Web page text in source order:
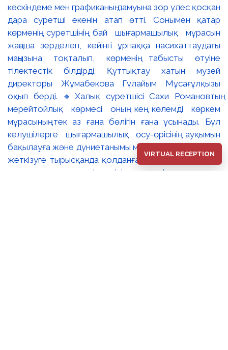
кескіндеме мен графиканың дамуына зор үлес қосқан
дара суретші екенін атап өтті. Сонымен қатар
көрменің суретшінің бай шығармашылық мұрасын
жаңаша зерделеп, кейінгі ұрпаққа насихаттаудағы
маңызына тоқталып, көрменің табысты өтуіне
тілектестік білдірді. Құттықтау хатын музей
директоры Жұмабекова Гүлайым Мұсағұлқызы
оқып берді. 🔸Халық суретшісі Сахи Романовтың
мерейтойлық көрмесі оның кең көлемді көркем
мұрасының тек аз ғана бөлігін ғана ұсынады. Бұл
келушілерге шығармашылық өсу-өрісінің ауқымын
бақылауға және дүниетанымы мен сезімдерін толық
жеткізуге тырысқанда қолданған тақырыптары мен
стилистикалық тәсілдерінің әлеуетін зерттеуге
VIRTUAL RECEPTION